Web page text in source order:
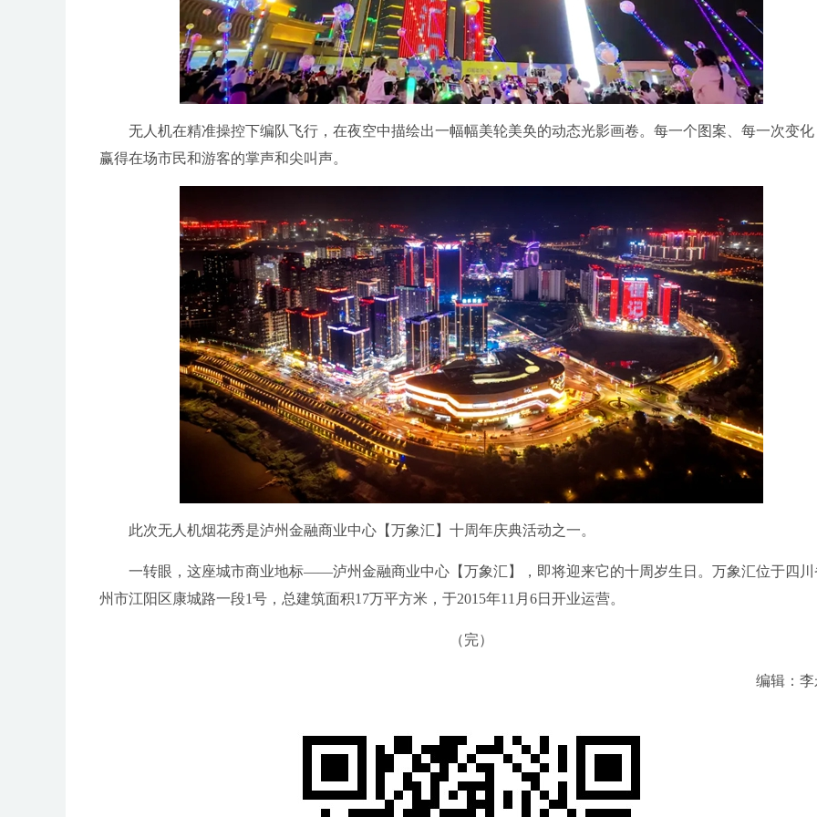
无人机在精准操控下编队飞行，在夜空中描绘出一幅幅美轮美奂的动态光影画卷。每一个图案、每一次变化
赢得在场市民和游客的掌声和尖叫声。
此次无人机烟花秀是泸州金融商业中心【万象汇】十周年庆典活动之一。
一转眼，这座城市商业地标——泸州金融商业中心【万象汇】，即将迎来它的十周岁生日。万象汇位于四川
州市江阳区康城路一段1号，总建筑面积17万平方米，于2015年11月6日开业运营。
（完）
编辑：